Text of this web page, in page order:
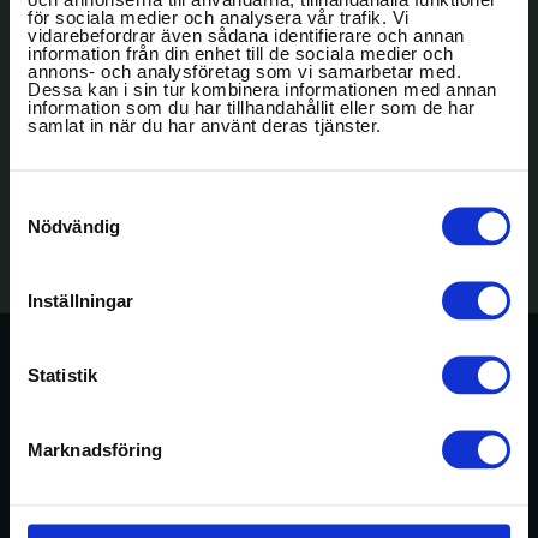
för sociala medier och analysera vår trafik. Vi
vidarebefordrar även sådana identifierare och annan
information från din enhet till de sociala medier och
annons- och analysföretag som vi samarbetar med.
Dessa kan i sin tur kombinera informationen med annan
information som du har tillhandahållit eller som de har
samlat in när du har använt deras tjänster.
Nödvändig
Inställningar
Statistik
Marknadsföring
BRÖLLOP
OM OSS
Svenska Möten IACC
KONFERENS